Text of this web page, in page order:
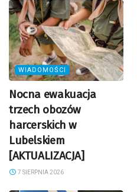
WIADOMOŚCI
Nocna ewakuacja
trzech obozów
harcerskich w
Lubelskiem
[AKTUALIZACJA]
7 SIERPNIA 2026